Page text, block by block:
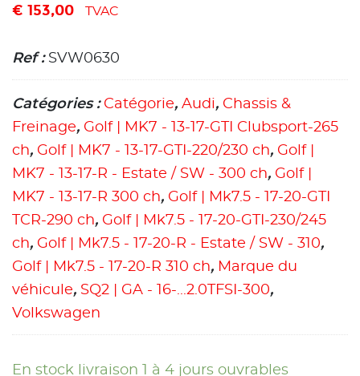
€ 153,00 TVAC
Ref : SVW0630
Catégories : Catégorie, Audi, Chassis &
Freinage, Golf | MK7 - 13-17-GTI Clubsport-265
ch, Golf | MK7 - 13-17-GTI-220/230 ch, Golf |
MK7 - 13-17-R - Estate / SW - 300 ch, Golf |
MK7 - 13-17-R 300 ch, Golf | Mk7.5 - 17-20-GTI
TCR-290 ch, Golf | Mk7.5 - 17-20-GTI-230/245
ch, Golf | Mk7.5 - 17-20-R - Estate / SW - 310,
Golf | Mk7.5 - 17-20-R 310 ch, Marque du
véhicule, SQ2 | GA - 16-...2.0TFSI-300,
Volkswagen
En stock livraison 1 à 4 jours ouvrables